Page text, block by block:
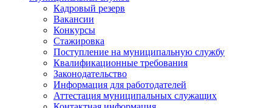
Кадровый резерв
Вакансии
Конкурсы
Стажировка
Поступление на муниципальную службу
Квалификационные требования
Законодательство
Информация для работодателей
Аттестация муниципальных служащих